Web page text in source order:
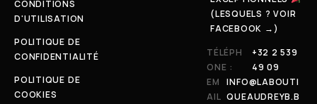
CONDITIONS
D'UTILISATION
POLITIQUE DE
CONFIDENTIALITÉ
POLITIQUE DE
COOKIES
(LESQUELS ? VOIR
FACEBOOK →)
TÉLÉPH
ONE :
+32 2 539
49 09
EM
AIL
INFO@LABOUTI
QUEAUDREYB.B